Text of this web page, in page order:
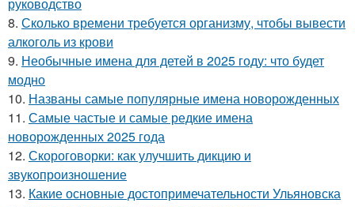
8. Сколько времени требуется организму, чтобы вывести
алкоголь из крови
9. Необычные имена для детей в 2025 году: что будет
модно
10. Названы самые популярные имена новорожденных
11. Самые частые и самые редкие имена
новорожденных 2025 года
12. Скороговорки: как улучшить дикцию и
звукопроизношение
13. Какие основные достопримечательности Ульяновска